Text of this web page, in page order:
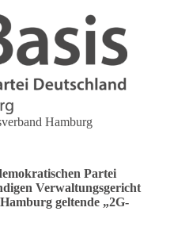
Hamburg
Partei
Verwaltungsgericht
geltende „2G-